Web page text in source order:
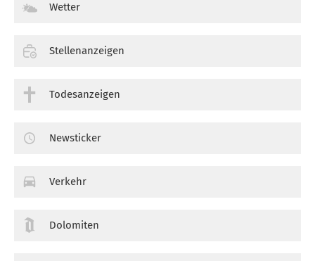
Wetter
Stellenanzeigen
Todesanzeigen
Newsticker
Verkehr
Dolomiten